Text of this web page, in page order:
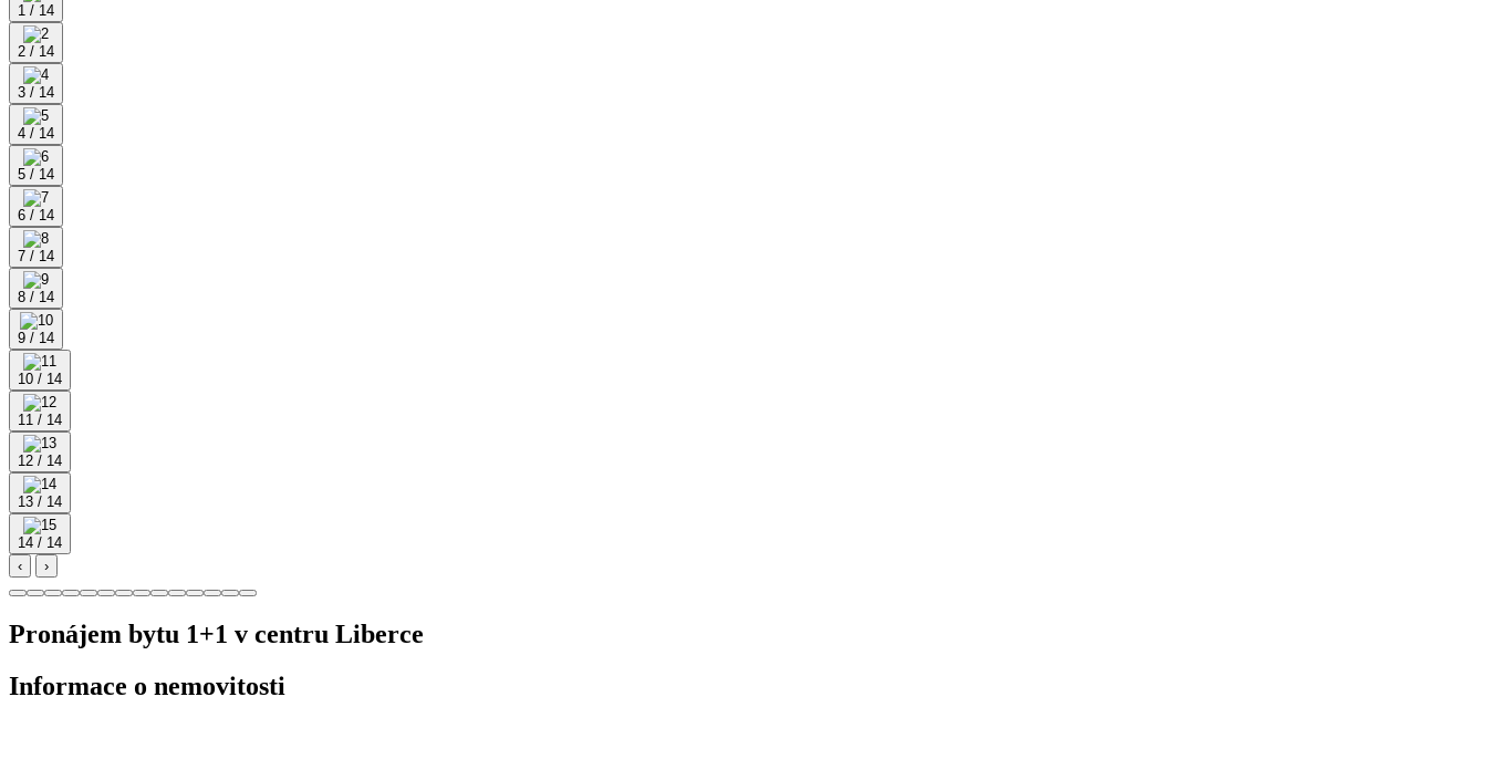
1 / 14
2 / 14
3 / 14
4 / 14
5 / 14
6 / 14
7 / 14
8 / 14
9 / 14
10 / 14
11 / 14
12 / 14
13 / 14
14 / 14
‹
›
Pronájem bytu 1+1 v centru Liberce
Informace o nemovitosti